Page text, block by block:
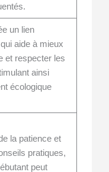
un lien
aide à mieux
et respecter les
ainsi
écologique
la patience et
pratiques,
peut